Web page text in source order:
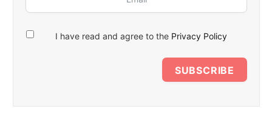
I have read and agree to the Privacy Policy
SUBSCRIBE